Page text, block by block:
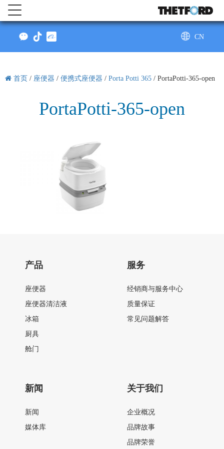
CN
首页 / 座便器 / 便携式座便器 / Porta Potti 365 / PortaPotti-365-open
PortaPotti-365-open
产品
座便器
座便器清洁液
冰箱
厨具
舱门
服务
经销商与服务中心
质量保证
常见问题解答
新闻
新闻
媒体库
关于我们
企业概况
品牌故事
品牌荣誉